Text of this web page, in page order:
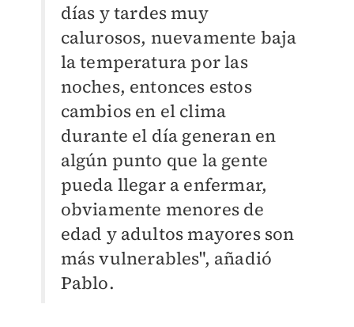
días y tardes muy
calurosos, nuevamente baja
la temperatura por las
noches, entonces estos
cambios en el clima
durante el día generan en
algún punto que la gente
pueda llegar a enfermar,
obviamente menores de
edad y adultos mayores son
más vulnerables", añadió
Pablo.